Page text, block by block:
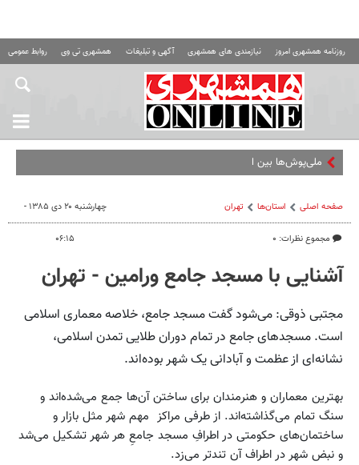
روزنامه همشهری امروز نیازمندی های همشهری آگهی و تبلیغات همشهری تی وی روابط عمومی
ملی‌پوش‌ها بین استقلال و بانک شهر تقسیم
صفحه اصلی استان‌ها تهران
مجموع نظرات: ۰
چهارشنبه ۲۰ دی ۱۳۸۵ -
۰۶:۱۵
آشنایی با مسجد جامع ورامین - تهران
مجتبی ذوقی: می‌شود گفت مسجد جامع، خلاصه معماری اسلامی
است. مسجدهای جامع در تمام دوران طلایی تمدن اسلامی،
نشانه‌ای از عظمت و آبادانی یک شهر بوده‌اند.
بهترین معماران و هنرمندان برای ساختن آن‌ها جمع می‌شده‌اند و
سنگ تمام می‌گذاشته‌اند. از طرفی مراکز مهم شهر مثل بازار و
ساختمان‌های حکومتی در اطرافِ مسجد جامعِ هر شهر تشکیل می‌شد
و نبض شهر در اطراف آن تندتر می‌زد.